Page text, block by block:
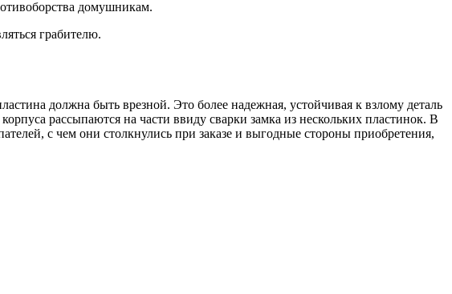
домушникам.
грабителю.
должна быть врезной. Это более надежная, устойчивая к взлому деталь
рассыпаются на части ввиду сварки замка из нескольких пластинок. В
с чем они столкнулись при заказе и выгодные стороны приобретения,